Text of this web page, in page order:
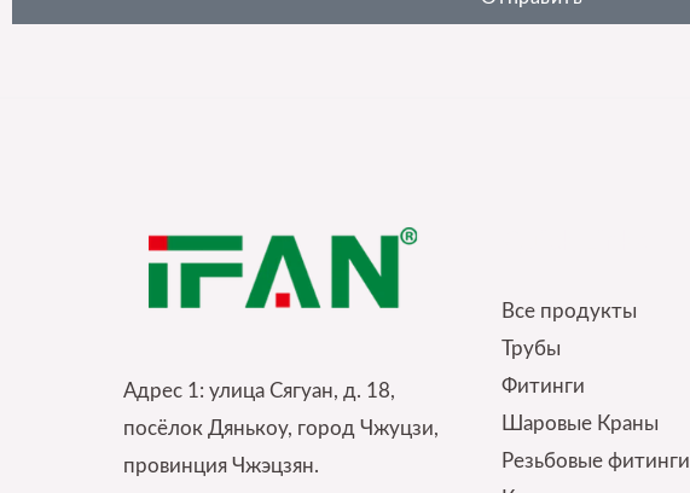
Адрес 1: улица Сягуан, д. 18,
посёлок Дянькоу, город Чжуцзи,
провинция Чжэцзян.
Все продукты
Трубы
Фитинги
Шаровые Краны
Pезьбовые фитинги